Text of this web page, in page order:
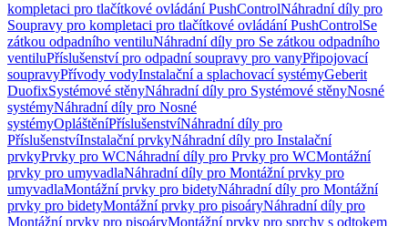
kompletaci pro tlačítkové ovládání PushControlNáhradní díly pro
Soupravy pro kompletaci pro tlačítkové ovládání PushControlSe
zátkou odpadního ventiluNáhradní díly pro Se zátkou odpadního
ventiluPříslušenství pro odpadní soupravy pro vanyPřipojovací
soupravyPřívody vodyInstalační a splachovací systémyGeberit
DuofixSystémové stěnyNáhradní díly pro Systémové stěnyNosné
systémyNáhradní díly pro Nosné
systémyOpláštěníPříslušenstvíNáhradní díly pro
PříslušenstvíInstalační prvkyNáhradní díly pro Instalační
prvkyPrvky pro WCNáhradní díly pro Prvky pro WCMontážní
prvky pro umyvadlaNáhradní díly pro Montážní prvky pro
umyvadlaMontážní prvky pro bidetyNáhradní díly pro Montážní
prvky pro bidetyMontážní prvky pro pisoáryNáhradní díly pro
Montážní prvky pro pisoáryMontážní prvky pro sprchy s odtokem